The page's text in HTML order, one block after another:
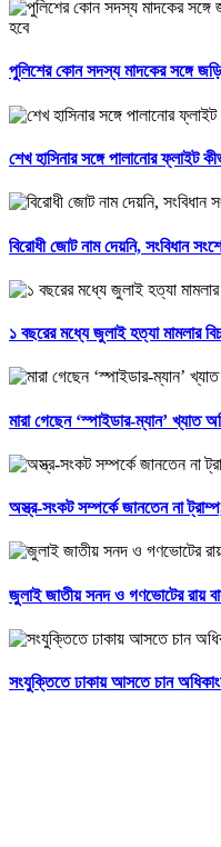
পুলিশের কোন সদস্য মাদকের সঙ্গে
শেখ হাসিনার সঙ্গে পালানোর ফ্লাইট
বিরোধী জোট নাম দেয়নি, সংবিধান
১ বছরের মধ্যে জুলাই হত্যা মামলার
মারা গেছেন ‘স্পাইডার-ম্যান’ খ্যাত
অস্ত্র-সংকট সম্পর্কে জানতেন না
জুলাই জাতীয় সনদ ও গণভোটের রায়
সংযুক্তিতে ঢাকায় আসতে চান